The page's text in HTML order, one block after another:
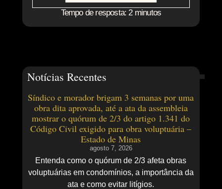
Tempo de resposta: 2 minutos
Notícias Recentes
Síndico e morador brigam 3 semanas por uma
obra dita aprovada, até a ata da assembleia
mostrar o quórum de 2/3 do artigo 1.341 do
Código Civil exigido para obra voluptuária –
Estado de Minas
agosto 7, 2026
Entenda como o quórum de 2/3 afeta obras
voluptuárias em condomínios, a importância da
ata e como evitar litígios.